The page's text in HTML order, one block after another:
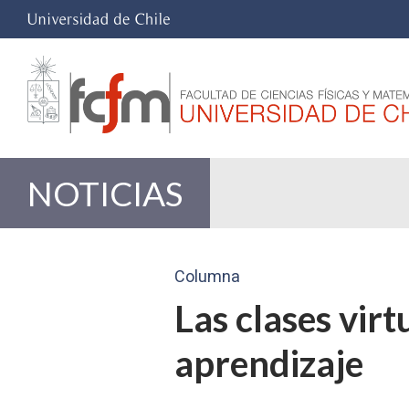
NOTICIAS
Columna
Las clases
aprendizaje